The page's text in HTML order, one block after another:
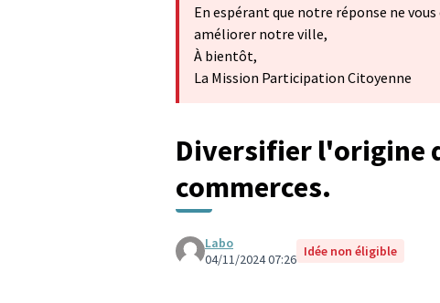
En espérant que notre réponse ne
améliorer notre ville,
À bientôt,
La Mission Participation Citoyenne
Diversifier l'origine
commerces.
Labo
04/11/2024 07:26 Idée non éligible